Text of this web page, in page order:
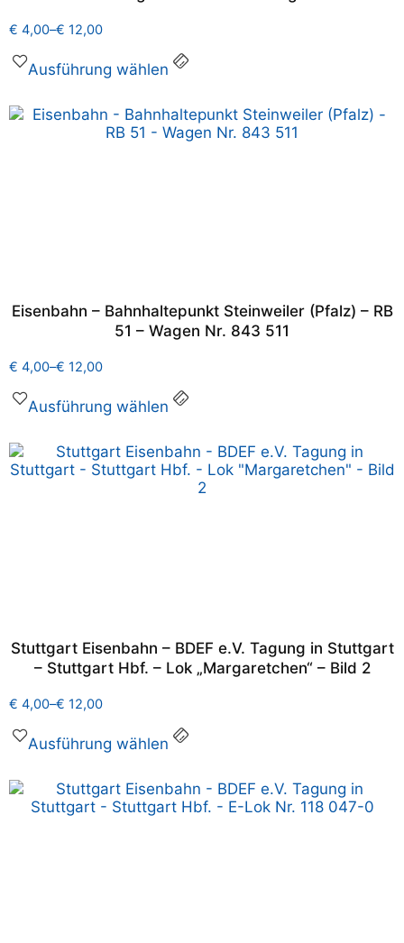
€ 4,00–€ 12,00
Ausführung wählen
Eisenbahn – Bahnhaltepunkt Steinweiler (Pfalz) – RB
51 – Wagen Nr. 843 511
€ 4,00–€ 12,00
Ausführung wählen
Stuttgart Eisenbahn – BDEF e.V. Tagung in Stuttgart
– Stuttgart Hbf. – Lok „Margaretchen“ – Bild 2
€ 4,00–€ 12,00
Ausführung wählen